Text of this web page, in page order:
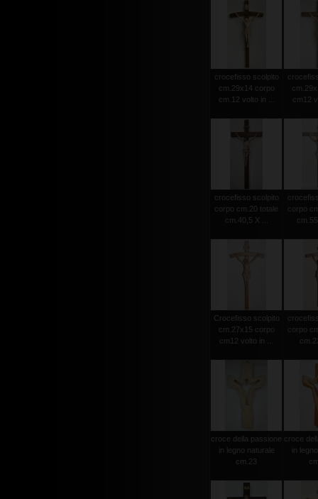
crocefisso scolpito
cm.29x14 corpo
cm.12 volto in ...
cm12
crocefisso scolpito
corpo cm.20 totale
cm.40,5 X ...
corpo
Crocefisso scolpito
cm.27x15 corpo
cm12 volto in ...
corpo
croce della passione
in legno naturale
cm.23
croce
in